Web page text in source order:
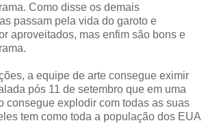
Como disse os demais
passam pela vida do garoto e
aproveitados, mas enfim são bons e
a equipe de arte consegue eximir
pós 11 de setembro que em uma
consegue explodir com todas as suas
tem como toda a população dos EUA